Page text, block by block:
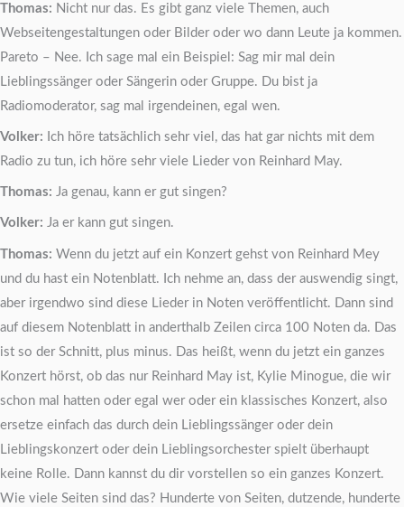
Thomas: Nicht nur das. Es gibt ganz viele Themen, auch
Webseitengestaltungen oder Bilder oder wo dann Leute ja kommen.
Pareto – Nee. Ich sage mal ein Beispiel: Sag mir mal dein
Lieblingssänger oder Sängerin oder Gruppe. Du bist ja
Radiomoderator, sag mal irgendeinen, egal wen.
Volker: Ich höre tatsächlich sehr viel, das hat gar nichts mit dem
Radio zu tun, ich höre sehr viele Lieder von Reinhard May.
Thomas: Ja genau, kann er gut singen?
Volker: Ja er kann gut singen.
Thomas: Wenn du jetzt auf ein Konzert gehst von Reinhard Mey
und du hast ein Notenblatt. Ich nehme an, dass der auswendig singt,
aber irgendwo sind diese Lieder in Noten veröffentlicht. Dann sind
auf diesem Notenblatt in anderthalb Zeilen circa 100 Noten da. Das
ist so der Schnitt, plus minus. Das heißt, wenn du jetzt ein ganzes
Konzert hörst, ob das nur Reinhard May ist, Kylie Minogue, die wir
schon mal hatten oder egal wer oder ein klassisches Konzert, also
ersetze einfach das durch dein Lieblingssänger oder dein
Lieblingskonzert oder dein Lieblingsorchester spielt überhaupt
keine Rolle. Dann kannst du dir vorstellen so ein ganzes Konzert.
Wie viele Seiten sind das? Hunderte von Seiten, dutzende, hunderte